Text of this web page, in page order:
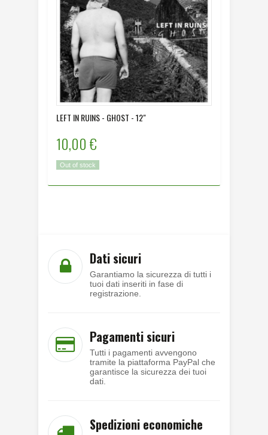
LEFT IN RUINS - GHOST - 12"
10,00 €
Out of stock
Dati sicuri
Garantiamo la sicurezza di tutti i
tuoi dati inseriti in fase di
registrazione.
Pagamenti sicuri
Tutti i pagamenti avvengono
tramite la piattaforma PayPal che
garantisce la sicurezza dei tuoi
dati.
Spedizioni economiche